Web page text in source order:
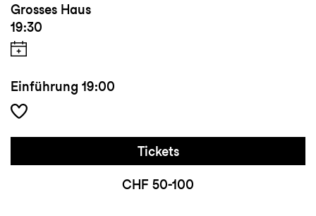
Grosses Haus
19:30
Einführung 19:00
Tickets
CHF 50-100